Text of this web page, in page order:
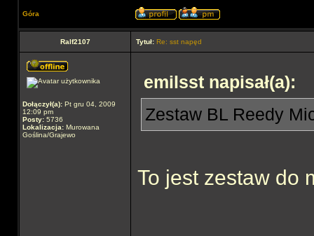
Góra
Ralf2107 Tytuł: Re: sst napęd
Dołączył(a): Pt gru 04, 2009
12:09 pm
Posty: 5736
Lokalizacja: Murowana
Goślina/Grajewo
emilsst napisał(a):
Zestaw BL Reedy
To jest zestaw do